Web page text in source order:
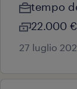
tempo
22.000
27 luglio